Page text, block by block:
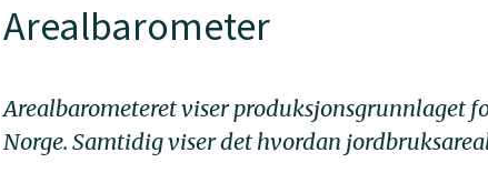
Arealbarometer
Arealbarometeret viser produksjonsgrunnlaget
Norge. Samtidig viser det hvordan